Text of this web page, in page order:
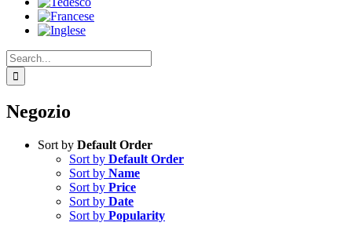
Search
for:
Negozio
Sort by Default Order
Sort by Default Order
Sort by Name
Sort by Price
Sort by Date
Sort by Popularity